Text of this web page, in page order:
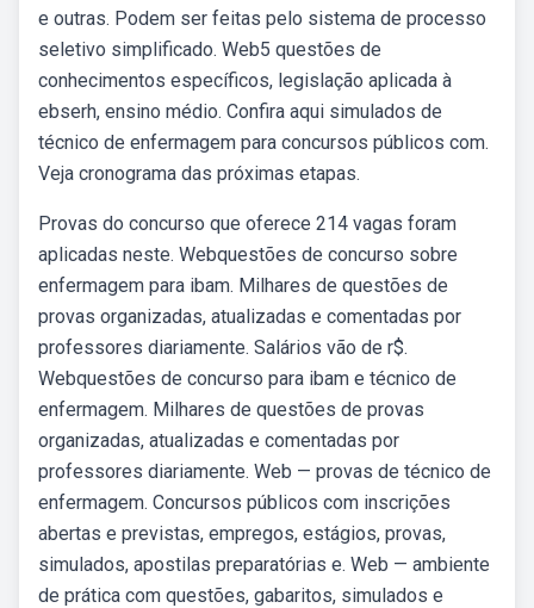
e outras. Podem ser feitas pelo sistema de processo
seletivo simplificado. Web5 questões de
conhecimentos específicos, legislação aplicada à
ebserh, ensino médio. Confira aqui simulados de
técnico de enfermagem para concursos públicos com.
Veja cronograma das próximas etapas.
Provas do concurso que oferece 214 vagas foram
aplicadas neste. Webquestões de concurso sobre
enfermagem para ibam. Milhares de questões de
provas organizadas, atualizadas e comentadas por
professores diariamente. Salários vão de r$.
Webquestões de concurso para ibam e técnico de
enfermagem. Milhares de questões de provas
organizadas, atualizadas e comentadas por
professores diariamente. Web — provas de técnico de
enfermagem. Concursos públicos com inscrições
abertas e previstas, empregos, estágios, provas,
simulados, apostilas preparatórias e. Web — ambiente
de prática com questões, gabaritos, simulados e